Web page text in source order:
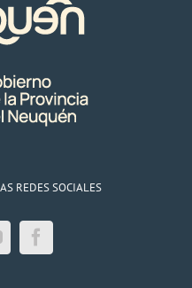
REDES SOCIALES